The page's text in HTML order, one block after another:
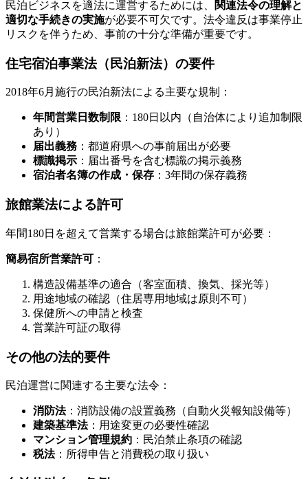
民泊ビジネスを適法に運営するためには、
関連法令の理解と
適切な手続きの実施が必要不可欠です。法令違反は事業停止
リスクを伴うため、事前の十分な準備が重要です。
住宅宿泊事業法（民泊新法）の要件
2018年6月施行の民泊新法による主要な規制：
年間営業日数制限 ：180日以内（自治体により追加制限
あり）
届出義務 ：都道府県への事前届出が必要
標識掲示 ：届出番号を含む標識の掲示義務
宿泊者名簿の作成・保存 ：3年間の保存義務
旅館業法による許可
年間180日を超えて営業する場合は旅館業許可が必要：
簡易宿所営業許可 ：
構造設備基準の適合（客室面積、換気、採光等）
用途地域の確認（住居専用地域は原則不可）
保健所への申請と検査
営業許可証の取得
その他の法的要件
民泊運営に関連する主要な法令：
消防法：消防設備の設置義務（自動火災報知設備等）
建築基準法：用途変更の必要性確認
マンション管理規約 ：民泊禁止条項の確認
税法：所得申告と消費税の取り扱い